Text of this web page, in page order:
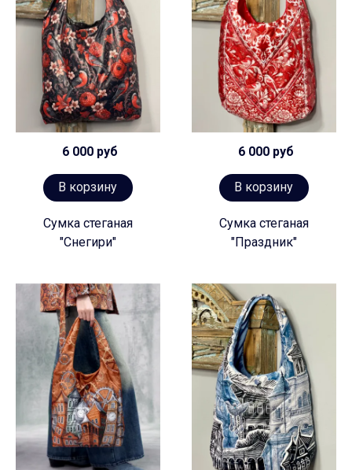
6 000 руб
В корзину
Сумка стеганая
"Снегири"
6 000 руб
В корзину
Сумка стеганая
"Праздник"